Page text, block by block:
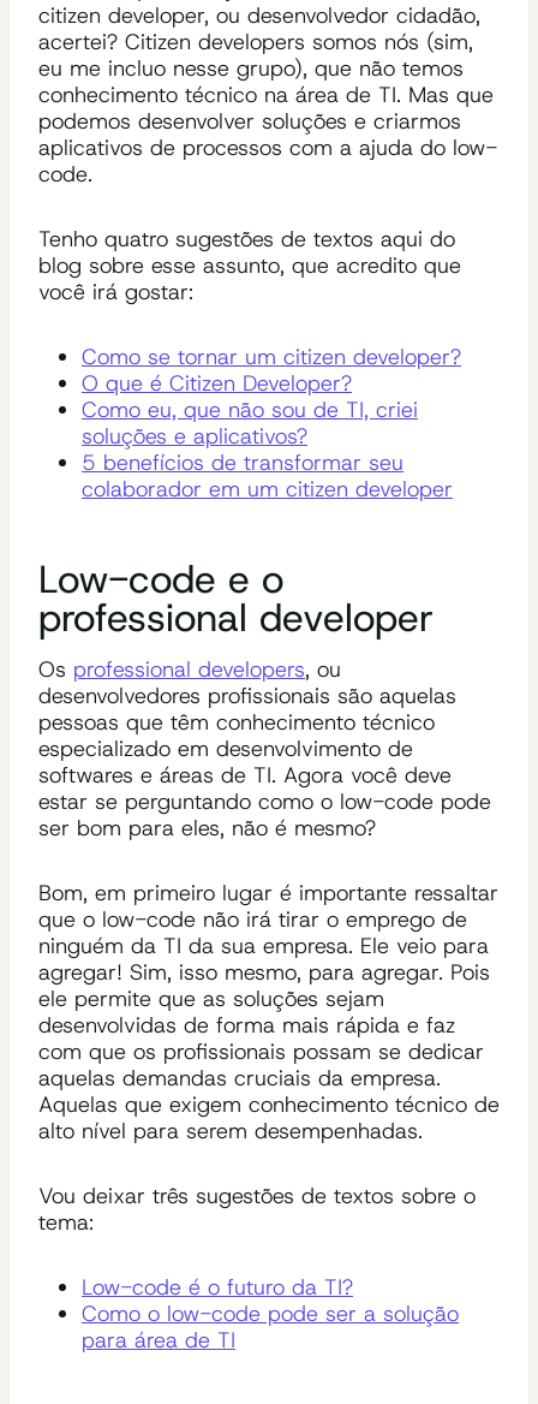
citizen developer, ou desenvolvedor cidadão,
acertei? Citizen developers somos nós (sim,
eu me incluo nesse grupo), que não temos
conhecimento técnico na área de TI. Mas que
podemos desenvolver soluções e criarmos
aplicativos de processos com a ajuda do low-
code.
Tenho quatro sugestões de textos aqui do
blog sobre esse assunto, que acredito que
você irá gostar:
Como se tornar um citizen developer?
O que é Citizen Developer?
Como eu, que não sou de TI, criei
soluções e aplicativos?
5 benefícios de transformar seu
colaborador em um citizen developer
Low-code e o
professional developer
Os professional developers, ou
desenvolvedores profissionais são aquelas
pessoas que têm conhecimento técnico
especializado em desenvolvimento de
softwares e áreas de TI. Agora você deve
estar se perguntando como o low-code pode
ser bom para eles, não é mesmo?
Bom, em primeiro lugar é importante ressaltar
que o low-code não irá tirar o emprego de
ninguém da TI da sua empresa. Ele veio para
agregar! Sim, isso mesmo, para agregar. Pois
ele permite que as soluções sejam
desenvolvidas de forma mais rápida e faz
com que os profissionais possam se dedicar
aquelas demandas cruciais da empresa.
Aquelas que exigem conhecimento técnico de
alto nível para serem desempenhadas.
Vou deixar três sugestões de textos sobre o
tema:
Low-code é o futuro da TI?
Como o low-code pode ser a solução
para área de TI